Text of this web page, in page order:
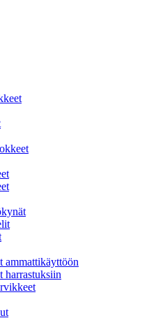
ammattikäyttöön
harrastuksiin